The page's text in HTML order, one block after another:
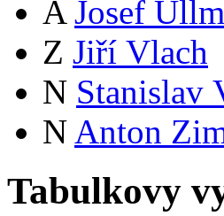
A Josef
Z Jiří Vlach
N Stanislav
N Anton
Tabulkovy